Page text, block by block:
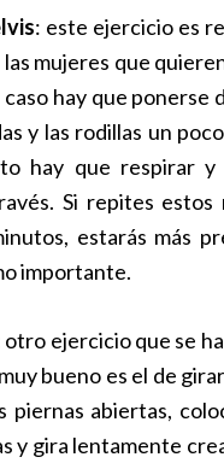
: este ejercicio es
mujeres que
hay que ponerse
y las rodillas un
hay que respirar y
Si repites estos
estarás más
importante.
otro ejercicio que se
bueno es el de
piernas abiertas,
y gira lentamente